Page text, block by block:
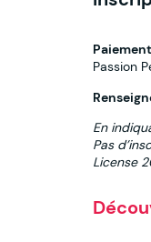
Passion
En
Pas
License